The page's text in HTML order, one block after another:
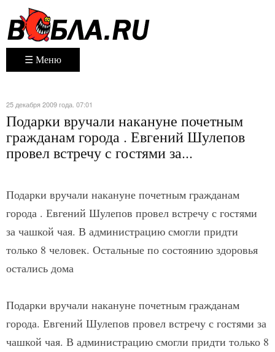
☰ Меню
25 декабря 2009 года. 07:01
Подарки вручали накануне почетным
гражданам города . Евгений Шулепов
провел встречу с гостями за...
Подарки вручали накануне почетным гражданам
города . Евгений Шулепов провел встречу с гостями
за чашкой чая. В администрацию смогли придти
только 8 человек. Остальные по состоянию здоровья
остались дома
Подарки вручали накануне почетным гражданам
города. Евгений Шулепов провел встречу с гостями за
чашкой чая. В администрацию смогли придти только 8